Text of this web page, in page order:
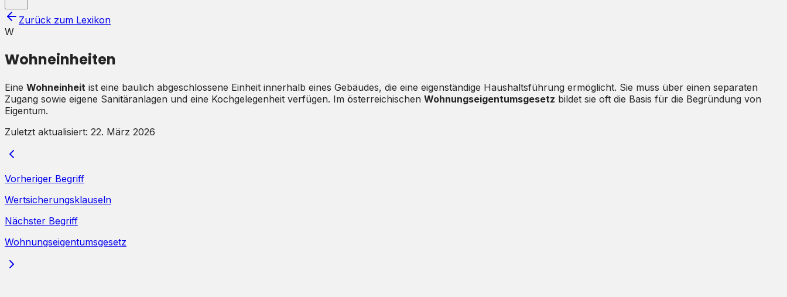
Zurück zum Lexikon
W
Wohneinheiten
Eine Wohneinheit ist eine baulich abgeschlossene Einheit innerhalb eines Gebäudes, die eine eigenständige Haushaltsführung ermöglicht. Sie muss über einen separaten
Zugang sowie eigene Sanitäranlagen und eine Kochgelegenheit verfügen. Im österreichischen Wohnungseigentumsgesetz bildet sie oft die Basis für die Begründung von
Eigentum.
Zuletzt aktualisiert: 22. März 2026
Vorheriger Begriff
Wertsicherungsklauseln
Nächster Begriff
Wohnungseigentumsgesetz